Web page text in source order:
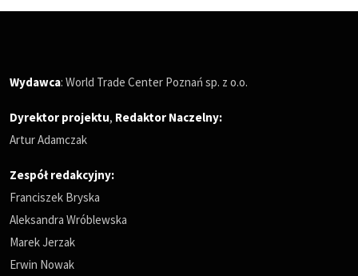
Wydawca: World Trade Center Poznań sp. z o.o.
Dyrektor projektu, Redaktor Naczelny:
Artur Adamczak
Zespół redakcyjny:
Franciszek Bryska
Aleksandra Wróblewska
Marek Jerzak
Erwin Nowak